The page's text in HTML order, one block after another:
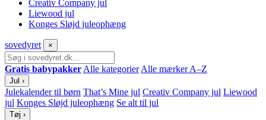
Creativ Company jul
Liewood jul
Konges Sløjd juleophæng
sovedyret ×
Gratis babypakker Alle kategorier Alle mærker A–Z
Jul ›
Julekalender til børn That’s Mine jul Creativ Company jul Liewood
jul Konges Sløjd juleophæng Se alt til jul
Tøj ›